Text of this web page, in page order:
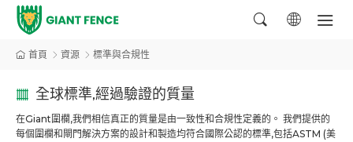
首頁 資源 標準與合規性
全球標準,經過驗證的質量
在Giant圍欄,我們相信真正的質量是由一致性和合規性定義的。 我們提供的
每個圍欄和閘門解決方案的設計和製造均符合國際公認的標準,包括ASTM (美